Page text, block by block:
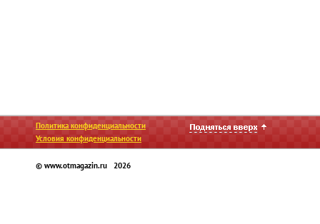
Политика конфиденциальности
Условия конфиденциальности
© www.otmagazin.ru 2026